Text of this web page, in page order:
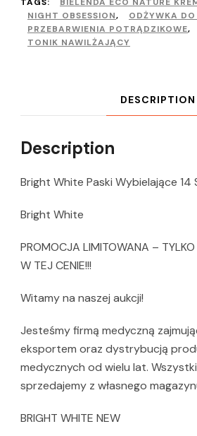
TAGS:
BIELENDA ECO NATURE
NIGHT OBSESSION, ODŻYWKA
PRZEBARWIENIA POTRĄDZIKOWE,
TONIK NAWILŻAJĄCY
DESCRIPTION
Description
Bright White Paski Wybielające 14
Bright White
PROMOCJA LIMITOWANA –
W TEJ CENIE!!!
Witamy na naszej aukcji!
Jesteśmy firmą medyczną
eksportem oraz dystrybucją
medycznych od wielu lat.
sprzedajemy z własnego
BRIGHT WHITE NEW